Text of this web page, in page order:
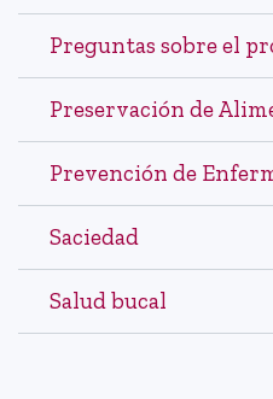
Preguntas sobre el
Preservación de
Prevención de
Saciedad
Salud bucal